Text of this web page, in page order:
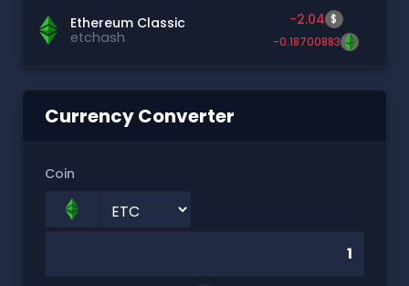
Ethereum Classic
etchash
-2.04 $
-0.18700883
Currency Converter
Coin